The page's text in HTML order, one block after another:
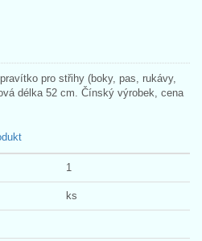
pro střihy (boky, pas, rukávy,
délka 52 cm. Čínský výrobek, cena
1
ks